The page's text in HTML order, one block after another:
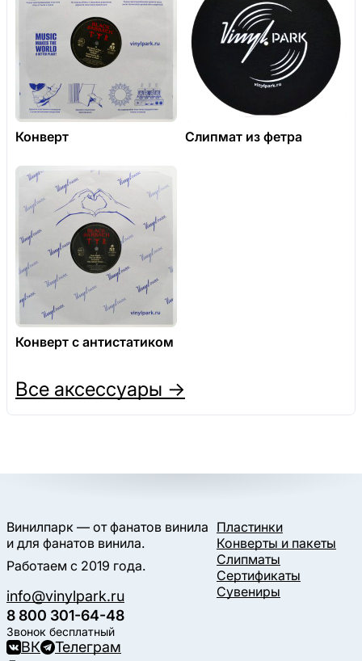
Конверт Слипмат из фетра
Конверт с антистатиком
Все аксессуары →
Винилпарк — от фанатов винила
и для фанатов винила.
Работаем с 2019 года.
info@vinylpark.ru
8 800 301-64-48
Звонок бесплатный
ВК Телеграм
Пластинки
Конверты и пакеты
Слипматы
Сертификаты
Сувениры